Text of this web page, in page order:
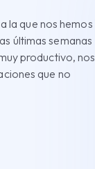
la que nos hemos
últimas semanas
productivo, nos
que no